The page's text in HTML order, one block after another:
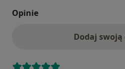
Opinie
Dodaj